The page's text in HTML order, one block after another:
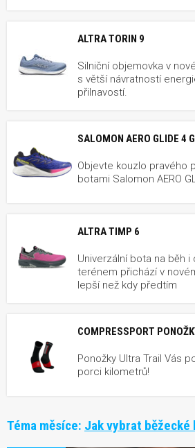
ALTRA TORIN 9
Silniční objemovka v
s větší návratností
přilnavostí.
SALOMON AERO GLIDE 4
Objevte kouzlo pravého
botami Salomon AERO
ALTRA TIMP 6
Univerzální bota na běh
terénem přichází v
lepší než kdy předtím
COMPRESSPORT
Ponožky Ultra Trail Vás
porci kilometrů!
Téma měsíce: Jak vybrat běžecké